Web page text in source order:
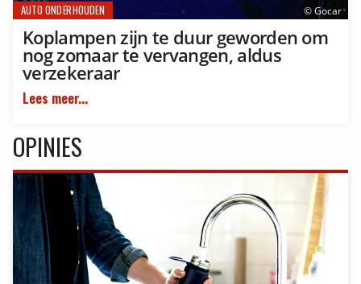
© Gocar
AUTO ONDERHOUDEN
Koplampen zijn te duur geworden om
nog zomaar te vervangen, aldus
verzekeraar
Lees meer...
OPINIES